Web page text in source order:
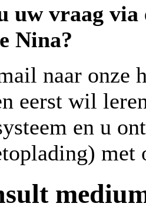
uw vraag
Nina?
naar onze
eerst wil
en u
met